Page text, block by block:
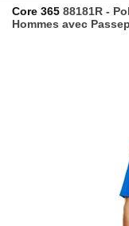
Core 365 88181R -
Hommes avec